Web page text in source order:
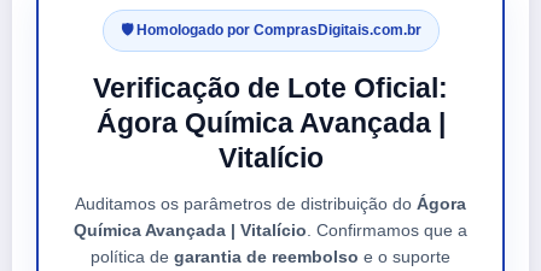
🛡️ Homologado por ComprasDigitais.com.br
Verificação de Lote Oficial:
Ágora Química Avançada |
Vitalício
Auditamos os parâmetros de distribuição do Ágora
Química Avançada | Vitalício . Confirmamos que a
política de garantia de reembolso e o suporte